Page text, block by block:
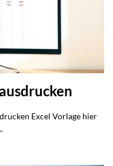
Excel Vorlage hier